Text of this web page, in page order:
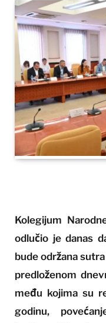
Kolegijum
odlučio je danas
bude održana
predloženom
među kojima su
godinu,